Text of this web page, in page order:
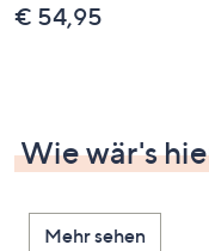
€ 54,95
Wie wär's
Mehr sehen